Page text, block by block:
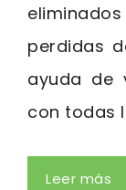
perdidas
ayuda de
con todas
Leer más